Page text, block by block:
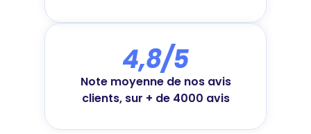
4,8/5
Note moyenne de nos avis
clients, sur + de 4000 avis